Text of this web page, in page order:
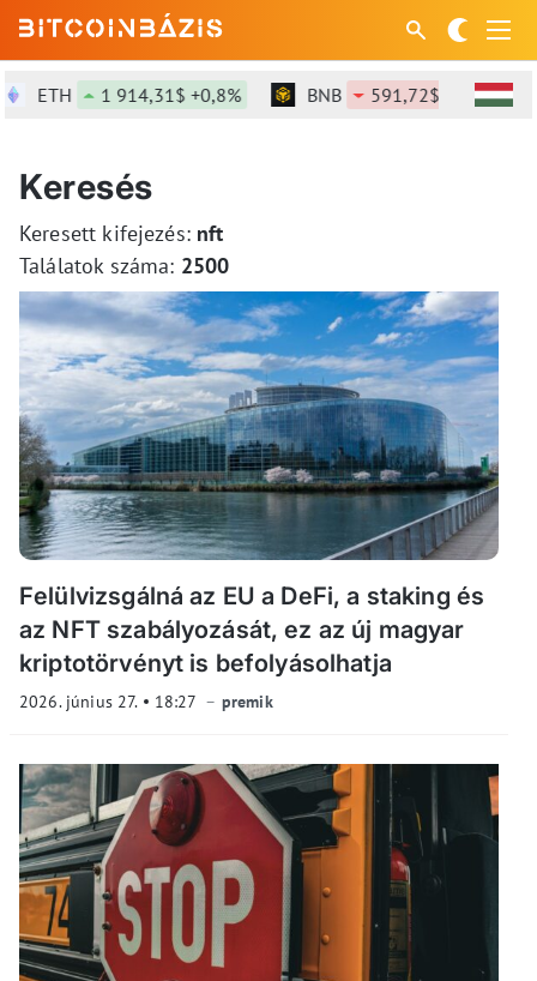
ETH 1 914,31$ +0,8% BNB 591,72$ -0,3%
Keresés
Keresett kifejezés: nft
Találatok száma: 2500
Felülvizsgálná az EU a DeFi, a staking és
az NFT szabályozását, ez az új magyar
kriptotörvényt is befolyásolhatja
2026. június 27. 18:27 premik